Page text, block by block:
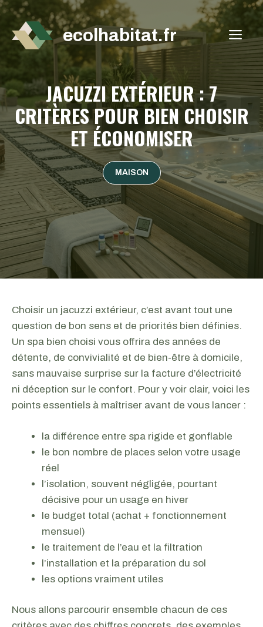
Aller
contenu
ecolhabitat.fr
JACUZZI EXTÉRIEUR : 7
CRITÈRES POUR BIEN CHOISIR
ET ÉCONOMISER
MAISON
Choisir un jacuzzi extérieur, c’est avant tout une
question de bon sens et de priorités bien définies.
Un spa bien choisi vous offrira des années de
détente, de convivialité et de bien-être à domicile,
sans mauvaise surprise sur la facture d’électricité
ni déception sur le confort. Pour y voir clair, voici les
points essentiels à maîtriser avant de vous lancer :
la différence entre spa rigide et gonflable
le bon nombre de places selon votre usage
réel
l’isolation, souvent négligée, pourtant
décisive pour un usage en hiver
le budget total (achat + fonctionnement
mensuel)
le traitement de l’eau et la filtration
l’installation et la préparation du sol
les options vraiment utiles
Nous allons parcourir ensemble chacun de ces